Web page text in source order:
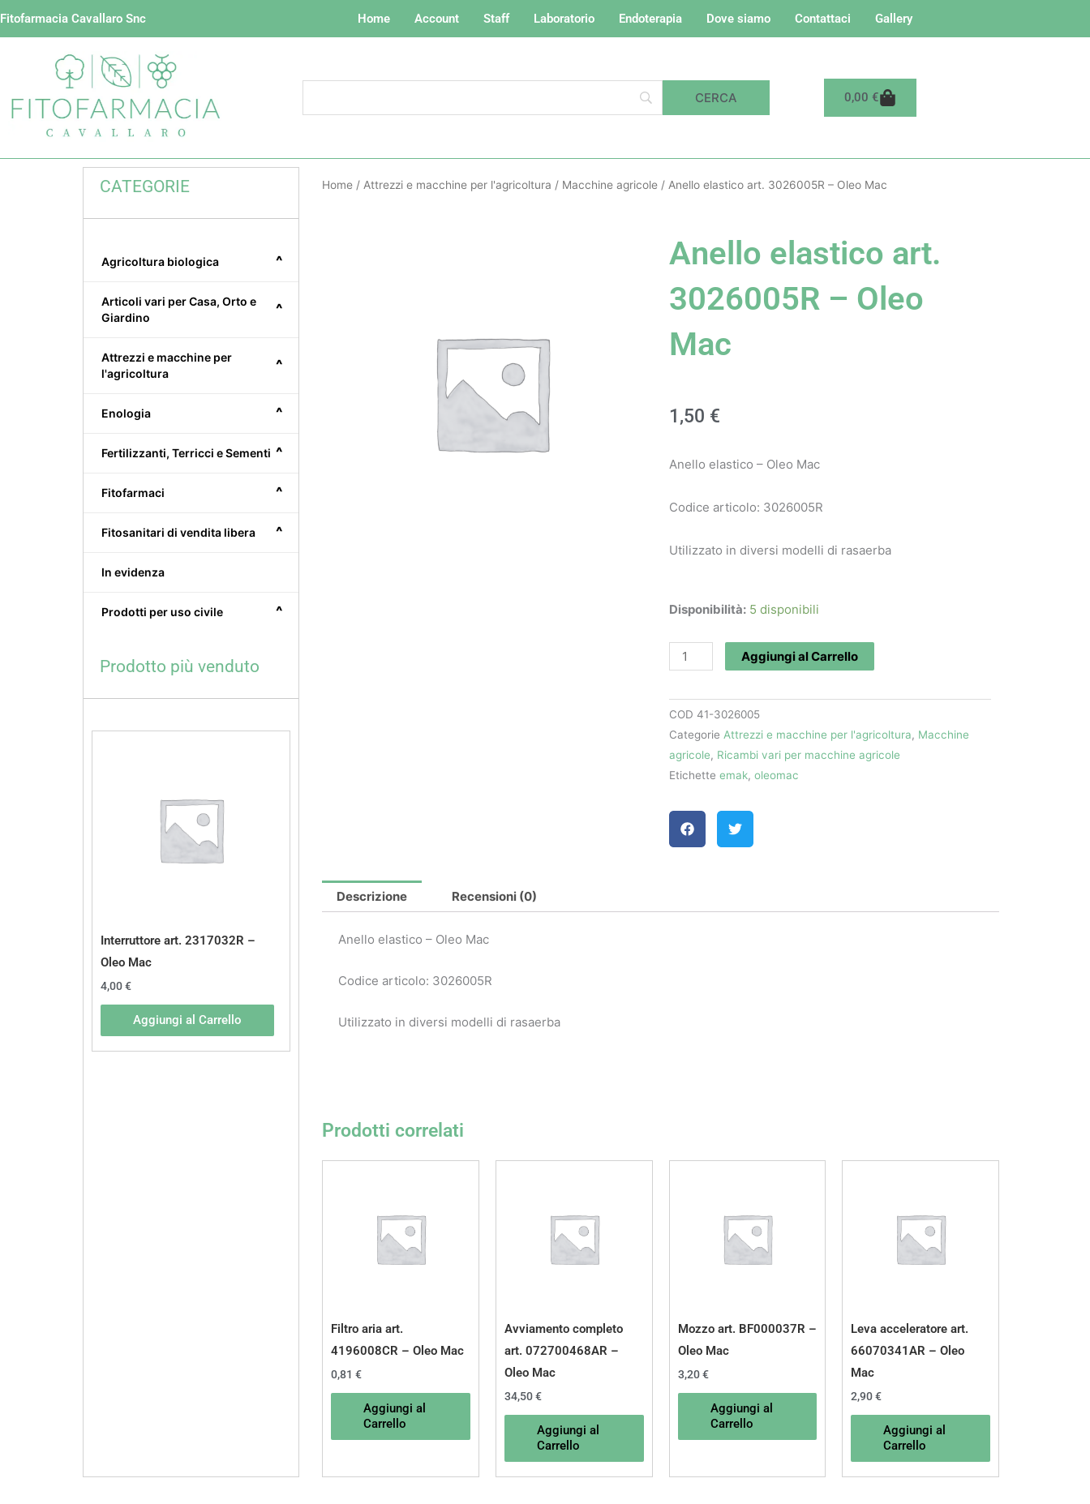
Vai
Fitofarmacia Cavallaro Snc Home Account Staff Laboratorio Endoterapia Dove siamo Contattaci Gallery
0,00 €Carrello
CATEGORIE
^
Agricoltura biologica
^
Articoli vari per Casa, Orto e
Giardino
^
Attrezzi e macchine per
l'agricoltura
^
Enologia
^
Fertilizzanti, Terricci e Sementi
^
Fitofarmaci
^
Fitosanitari di vendita libera
In evidenza
^
Prodotti per uso civile
Prodotto più venduto
Interruttore art. 2317032R –
Oleo Mac
4,00€
Aggiungi al Carrello
Home / Attrezzi e macchine per l'agricoltura / Macchine agricole / Anello elastico art. 3026005R – Oleo Mac
Anello elastico art.
3026005R – Oleo
Mac
1,50 €
Anello elastico – Oleo Mac
Codice articolo: 3026005R
Utilizzato in diversi modelli di rasaerba
Disponibilità: 5 disponibili
Anello
art.
3026005R
-
Oleo
Mac
quantità
Aggiungi al Carrello
COD 41-3026005
Categorie Attrezzi e macchine per l'agricoltura, Macchine
agricole, Ricambi vari per macchine agricole
Etichette emak, oleomac
Descrizione Recensioni (0)
Anello elastico – Oleo Mac
Codice articolo: 3026005R
Utilizzato in diversi modelli di rasaerba
Prodotti correlati
Filtro aria art.
4196008CR – Oleo Mac
0,81 €
Aggiungi al
Carrello
Avviamento completo
art. 072700468AR –
Oleo Mac
34,50€
Aggiungi al
Carrello
Mozzo art. BF000037R –
Oleo Mac
3,20€
Aggiungi al
Carrello
Leva acceleratore art.
66070341AR – Oleo
Mac
2,90€
Aggiungi al
Carrello